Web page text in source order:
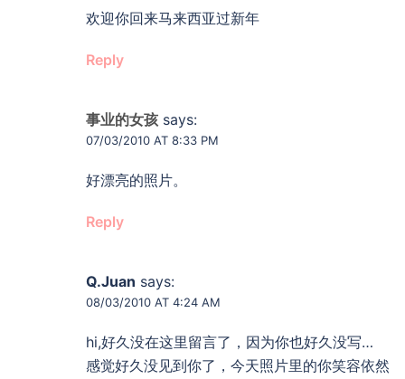
欢迎你回来马来西亚过新年
Reply
事业的女孩 says:
07/03/2010 AT 8:33 PM
好漂亮的照片。
Reply
Q.Juan says:
08/03/2010 AT 4:24 AM
hi,好久没在这里留言了，因为你也好久没写…
感觉好久没见到你了，今天照片里的你笑容依然